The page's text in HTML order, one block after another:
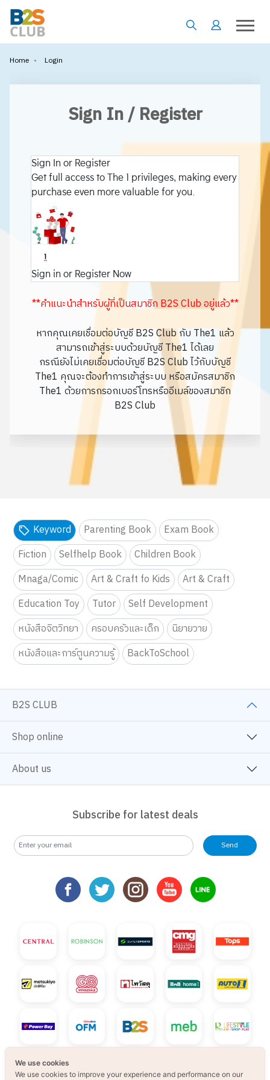
Home • Login
Sign In / Register
Sign In or Register
Get full access to The 1 privileges, making every
purchase even more valuable for you.
Sign in or Register Now
**คำแนะนำสำหรับผู้ที่เป็นสมาชิก B2S Club อยู่แล้ว**
หากคุณเคยเชื่อมต่อบัญชี B2S Club กับ The1 แล้ว
สามารถเข้าสู่ระบบด้วยบัญชี The1 ได้เลย
กรณียังไม่เคยเชื่อมต่อบัญชี B2S Club ไว้กับบัญชี
The1 คุณจะต้องทำการเข้าสู่ระบบ หรือสมัครสมาชิก
The1 ด้วยการกรอกเบอร์โทรหรืออีเมล์ของสมาชิก
B2S Club
Keyword Parenting Book
Exam Book
Fiction
Selfhelp Book
Children Book
Mnaga/Comic
Art & Craft fo Kids
Art & Craft
Education Toy
Tutor
Self Development
หนังสือจิตวิทยา
ครอบครัวและเด็ก
นิยายวาย
หนังสือและการ์ตูนความรู้
BackToSchool
B2S CLUB
Shop online
About us
Subscribe for latest deals
Send
We use cookies
We use cookies to improve your experience and performance on our